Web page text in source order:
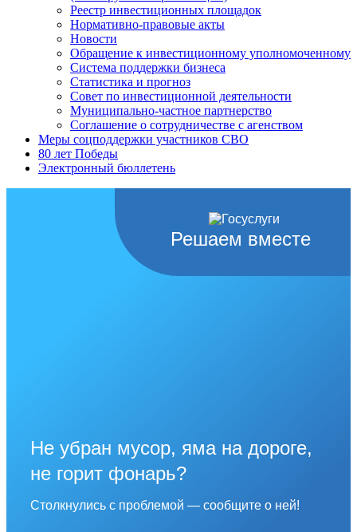
Реестр инвестиционных площадок
Нормативно-правовые акты
Новости
Обращение к инвестиционному уполномоченному
Система поддержки бизнеса
Статистика и прогноз
Совет по инвестиционной деятельности
Муниципально-частное партнерство
Соглашение о сотрудничестве с агенством
Меры соцподдержки участников СВО
80 лет Победы
Электронный бюллетень
Решаем вместе
Не убран мусор, яма на дороге,
не горит фонарь?
Столкнулись с проблемой — сообщите о ней!